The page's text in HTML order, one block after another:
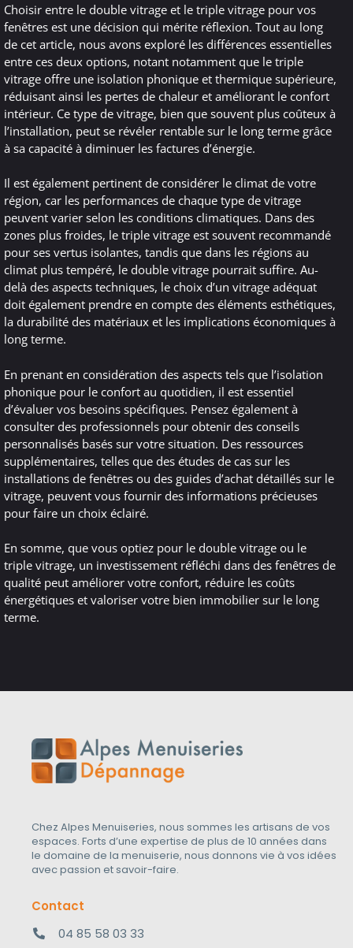
Choisir entre le double vitrage et le triple vitrage pour vos
fenêtres est une décision qui mérite réflexion. Tout au long
de cet article, nous avons exploré les différences essentielles
entre ces deux options, notant notamment que le triple
vitrage offre une isolation phonique et thermique supérieure,
réduisant ainsi les pertes de chaleur et améliorant le confort
intérieur. Ce type de vitrage, bien que souvent plus coûteux à
l’installation, peut se révéler rentable sur le long terme grâce
à sa capacité à diminuer les factures d’énergie.
Il est également pertinent de considérer le climat de votre
région, car les performances de chaque type de vitrage
peuvent varier selon les conditions climatiques. Dans des
zones plus froides, le triple vitrage est souvent recommandé
pour ses vertus isolantes, tandis que dans les régions au
climat plus tempéré, le double vitrage pourrait suffire. Au-
delà des aspects techniques, le choix d’un vitrage adéquat
doit également prendre en compte des éléments esthétiques,
la durabilité des matériaux et les implications économiques à
long terme.
En prenant en considération des aspects tels que l’isolation
phonique pour le confort au quotidien, il est essentiel
d’évaluer vos besoins spécifiques. Pensez également à
consulter des professionnels pour obtenir des conseils
personnalisés basés sur votre situation. Des ressources
supplémentaires, telles que des études de cas sur les
installations de fenêtres ou des guides d’achat détaillés sur le
vitrage, peuvent vous fournir des informations précieuses
pour faire un choix éclairé.
En somme, que vous optiez pour le double vitrage ou le
triple vitrage, un investissement réfléchi dans des fenêtres de
qualité peut améliorer votre confort, réduire les coûts
énergétiques et valoriser votre bien immobilier sur le long
terme.
Chez Alpes Menuiseries, nous sommes les artisans de vos
espaces. Forts d’une expertise de plus de 10 années dans
le domaine de la menuiserie, nous donnons vie à vos idées
avec passion et savoir-faire.
Contact
04 85 58 03 33